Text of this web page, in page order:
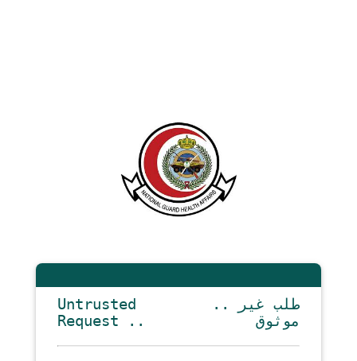
Untrusted
Request ..
.. طلب غير
موثوق